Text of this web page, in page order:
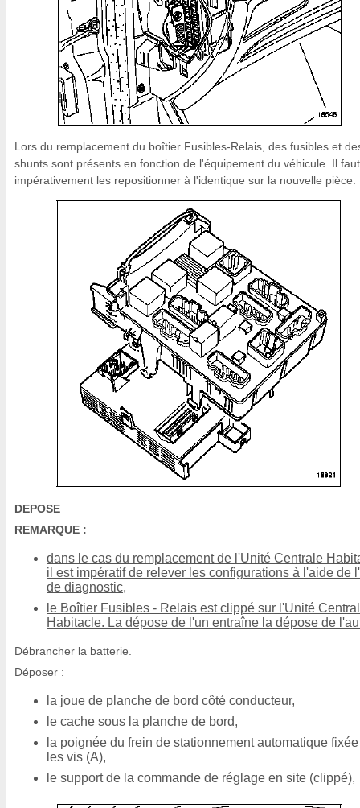
Lors du remplacement du boîtier Fusibles-Relais, des fusibles et
shunts sont présents en fonction de l'équipement du véhicule. Il faut
impérativement les repositionner à l'identique sur la nouvelle pièce.
DEPOSE
REMARQUE :
dans le cas du remplacement de l'Unité Centrale
il est impératif de relever les configurations à l'aide de
de diagnostic,
le Boîtier Fusibles - Relais est clippé sur l'Unité
Habitacle. La dépose de l'un entraîne la dépose de
Débrancher la batterie.
Déposer :
la joue de planche de bord côté conducteur,
le cache sous la planche de bord,
la poignée du frein de stationnement automatique
les vis (A),
le support de la commande de réglage en site (clippé),